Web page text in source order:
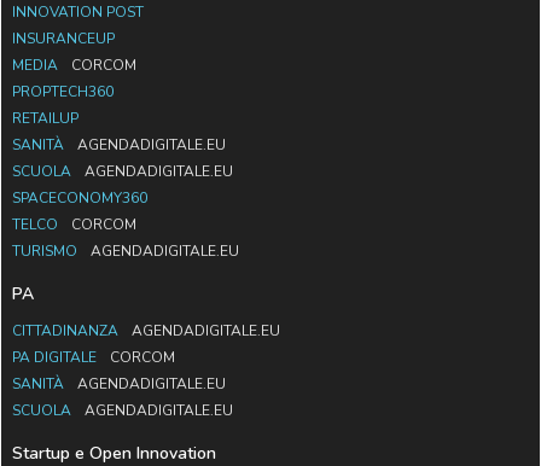
INNOVATION POST
INSURANCEUP
MEDIA
CORCOM
PROPTECH360
RETAILUP
SANITÀ
AGENDADIGITALE.EU
SCUOLA
AGENDADIGITALE.EU
SPACECONOMY360
TELCO
CORCOM
TURISMO
AGENDADIGITALE.EU
PA
CITTADINANZA
AGENDADIGITALE.EU
PA DIGITALE
CORCOM
SANITÀ
AGENDADIGITALE.EU
SCUOLA
AGENDADIGITALE.EU
Startup e Open Innovation